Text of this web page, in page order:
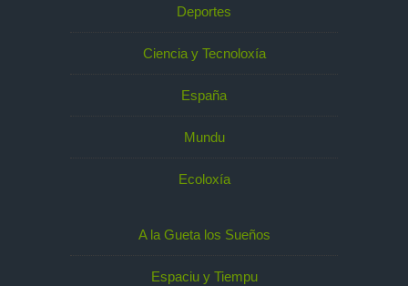
Deportes
Ciencia y Tecnoloxía
España
Mundu
Ecoloxía
A la Gueta los Sueños
Espaciu y Tiempu